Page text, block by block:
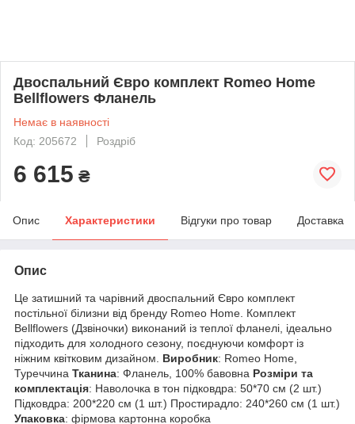
Двоспальний Євро комплект Romeo Home
Bellflowers Фланель
Немає в наявності
Код: 205672
Роздріб
6 615 ₴
Опис Характеристики Відгуки про товар Доставка
Опис
Це затишний та чарівний двоспальний Євро комплект
постільної білизни від бренду Romeo Home. Комплект
Bellflowers (Дзвіночки) виконаний із теплої фланелі, ідеально
підходить для холодного сезону, поєднуючи комфорт із
ніжним квітковим дизайном. Виробник: Romeo Home,
Туреччина Тканина: Фланель, 100% бавовна Розміри та
комплектація: Наволочка в тон підковдра: 50*70 см (2 шт.)
Підковдра: 200*220 см (1 шт.) Простирадло: 240*260 см (1 шт.)
Упаковка: фірмова картонна коробка